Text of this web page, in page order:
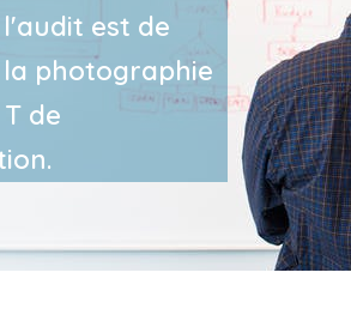
est de
photographie
de